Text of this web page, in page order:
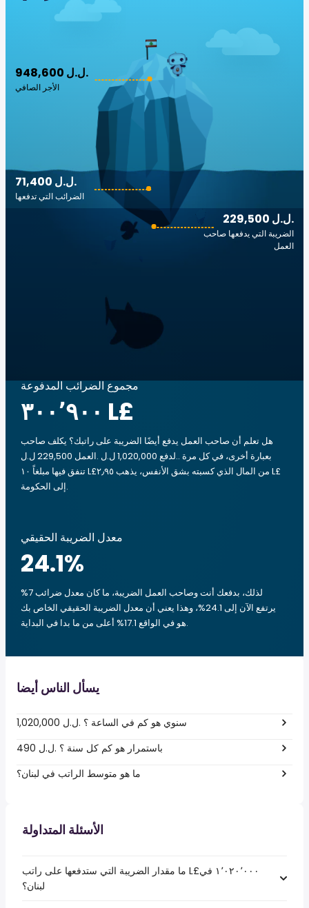
948,600 ل.ل.‎
الأجر الصافي
229,500 ل.ل.‎
الضريبة التي يدفعها صاحب
العمل
71,400 ل.ل.‎
الضرائب التي تدفعها
مجموع الضرائب المدفوعة
‏٣٠٠٬٩٠٠ L£
هل تعلم أن صاحب العمل يدفع أيضًا الضريبة على راتبك؟ يكلف صاحب
العمل 229,500 ل.ل.‎ لدفع 1,020,000 ل.ل.‎. بعبارة أخرى، في كل مرة
تنفق فيها مبلغاً ‏١٠ L£من المال الذي كسبته بشق الأنفس، يذهب ‏٢٫٩٥ L£
إلى الحكومة.
معدل الضريبة الحقيقي
24.1%
لذلك، بدفعك أنت وصاحب العمل الضريبة، ما كان معدل ضرائب 7%
يرتفع الآن إلى 24.1%، وهذا يعني أن معدل الضريبة الحقيقي الخاص بك
هو في الواقع 17.1% أعلى من ما بدا في البداية.
يسأل الناس أيضا
1,020,000 ل.ل.‎ سنوي هو كم في الساعة ؟
490 ل.ل.‎ باستمرار هو كم كل سنة ؟
ما هو متوسط الراتب في لبنان؟
الأسئلة المتداولة
ما مقدار الضريبة التي ستدفعها على راتب L£‏١٬٠٢٠٬٠٠٠ في
لبنان؟